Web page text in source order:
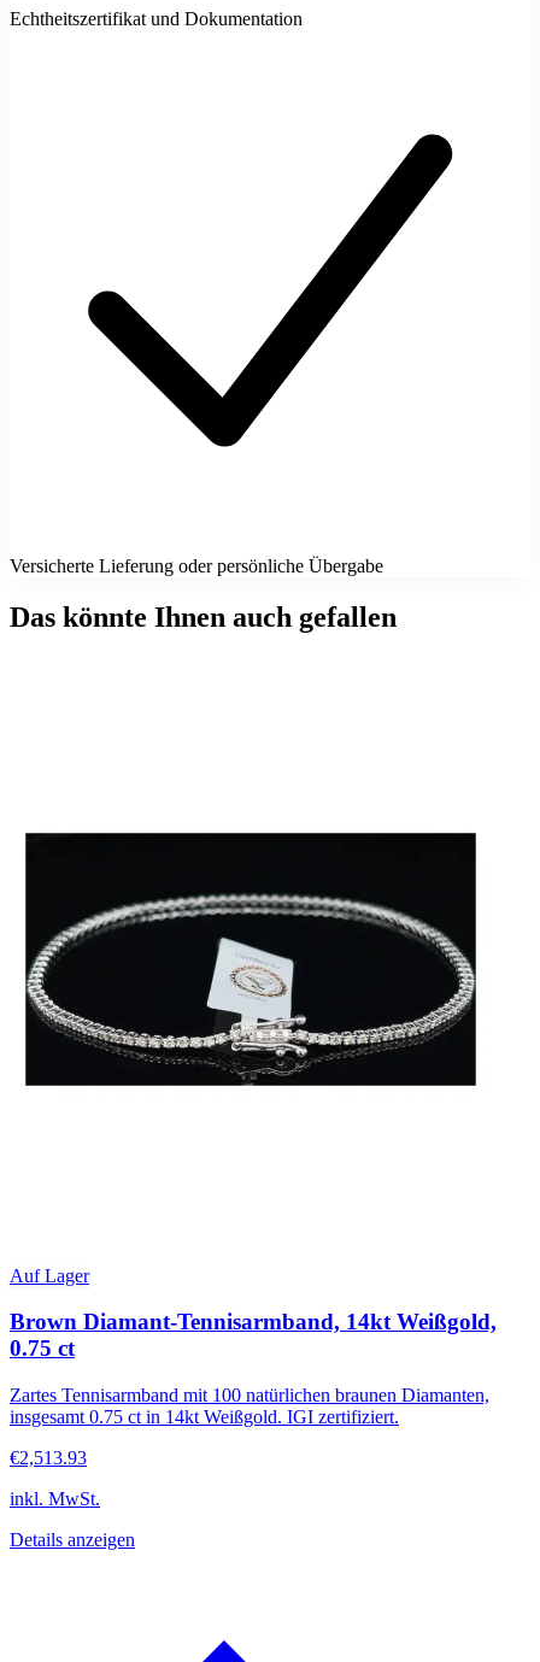
Echtheitszertifikat und Dokumentation
Versicherte Lieferung oder persönliche Übergabe
Das könnte Ihnen auch gefallen
Auf Lager
Brown Diamant-Tennisarmband, 14kt Weißgold,
0.75 ct
Zartes Tennisarmband mit 100 natürlichen braunen Diamanten,
insgesamt 0.75 ct in 14kt Weißgold. IGI zertifiziert.
€2,513.93
inkl. MwSt.
Details anzeigen